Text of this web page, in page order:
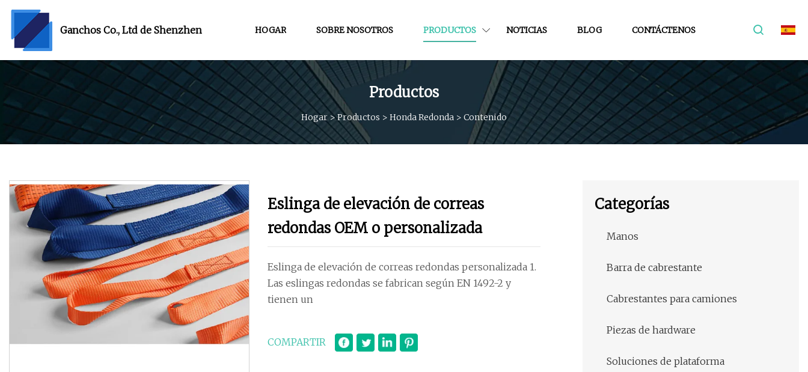
Ganchos Co., Ltd de Shenzhen HOGAR SOBRE NOSOTROS PRODUCTOS NOTICIAS BLOG CONTÁCTENOS
Productos
Hogar >Productos > Honda Redonda > Contenido
Eslinga de elevación de correas
redondas OEM o personalizada
Eslinga de elevación de correas redondas personalizada 1.
Las eslingas redondas se fabrican según EN 1492-2 y
tienen un
COMPARTIR
Categorías
Manos
Barra de cabrestante
Cabrestantes para camiones
Piezas de hardware
Soluciones de plataforma